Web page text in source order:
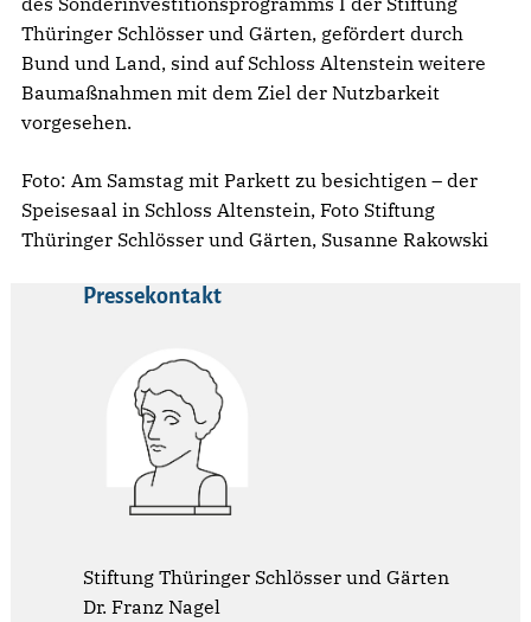
Thüringer Schlösser und Gärten, gefördert durch
Bund und Land, sind auf Schloss Altenstein weitere
Baumaßnahmen mit dem Ziel der Nutzbarkeit
vorgesehen.
Foto: Am Samstag mit Parkett zu besichtigen – der
Speisesaal in Schloss Altenstein, Foto Stiftung
Thüringer Schlösser und Gärten, Susanne Rakowski
Pressekontakt
Stiftung Thüringer Schlösser und Gärten
Dr. Franz Nagel